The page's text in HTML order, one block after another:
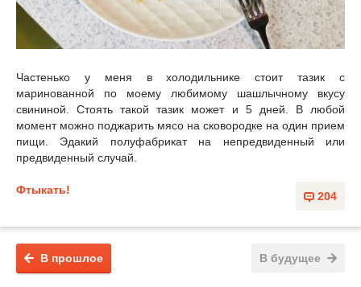
Частенько у меня в холодильнике стоит тазик с
маринованной по моему любимому шашлычному вкусу
свининой. Стоять такой тазик может и 5 дней. В любой
момент можно поджарить мясо на сковородке на один прием
пищи. Эдакий полуфабрикат на непредвиденный или
предвиденный случай.
204
Фтыкать!
В будущее
В прошлое